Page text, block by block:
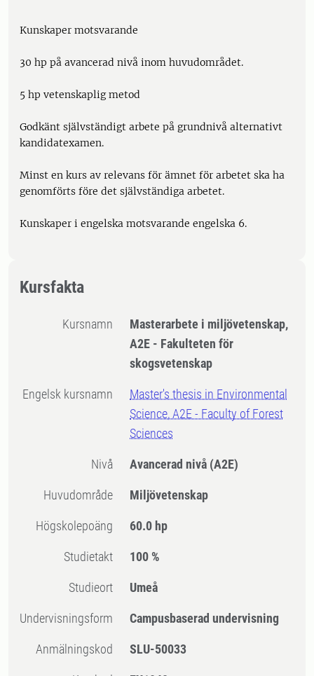
Kunskaper motsvarande
30 hp på avancerad nivå inom huvudområdet.
5 hp vetenskaplig metod
Godkänt självständigt arbete på grundnivå alternativt
kandidatexamen.
Minst en kurs av relevans för ämnet för arbetet ska ha
genomförts före det självständiga arbetet.
Kunskaper i engelska motsvarande engelska 6.
Kursfakta
Kursnamn
Masterarbete i miljövetenskap,
A2E - Fakulteten för
skogsvetenskap
Engelsk kursnamn
Master's thesis in Environmental
Science, A2E - Faculty of Forest
Sciences
Nivå Avancerad nivå (A2E)
Huvudområde Miljövetenskap
högskolepoäng 60.0 hp
Studietakt 100 %
Studieort Umeå
Undervisningsform Campusbaserad undervisning
Anmälningskod SLU-50033